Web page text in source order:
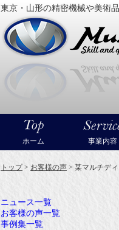
東京・山形の精密機械や美術
ホーム 事業内容
トップ> お客様の声 > 某マルチデ
ニュース一覧
お客様の声一覧
事例集一覧